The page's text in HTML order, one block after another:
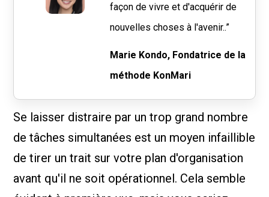
façon de vivre et d'acquérir de
nouvelles choses à l'avenir..”
Marie Kondo, Fondatrice de la
méthode KonMari
Se laisser distraire par un trop grand nombre
de tâches simultanées est un moyen infaillible
de tirer un trait sur votre plan d'organisation
avant qu'il ne soit opérationnel. Cela semble